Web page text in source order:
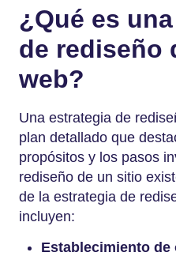
¿Qué es
de rediseño
web?
Una estrategia de
plan detallado que
propósitos y los pasos
rediseño de un sitio
de la estrategia de
incluyen:
Establecimiento de